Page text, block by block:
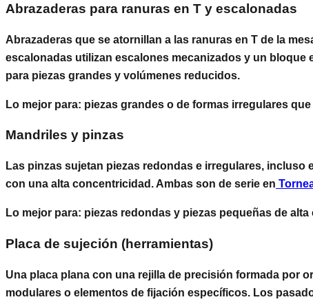
Abrazaderas para ranuras en T y escalonadas
Abrazaderas que se atornillan a las ranuras en T de la
escalonadas utilizan escalones mecanizados y un
para piezas grandes y volúmenes reducidos.
Lo mejor para: piezas grandes o de formas irregulares
Mandriles y pinzas
Las pinzas sujetan piezas redondas e irregulares,
con una alta concentricidad. Ambas son de serie en
Lo mejor para: piezas redondas y piezas pequeñas de
Placa de sujeción (herramientas)
Una placa plana con una rejilla de precisión formada por
modulares o elementos de fijación específicos. Los